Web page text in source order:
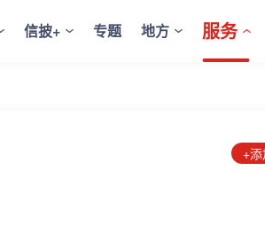
信披+ 专题 地方 服务
+